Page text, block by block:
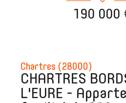
Chartres (28000)
CHARTRES
L'EURE -
190 000